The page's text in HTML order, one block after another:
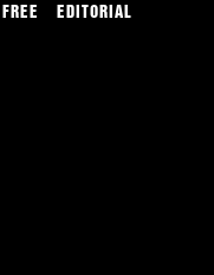
FREE
EDITORIAL